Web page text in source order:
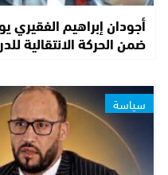
أجودان إبراهيم
ضمن الحركة الانتقالية
سياسة